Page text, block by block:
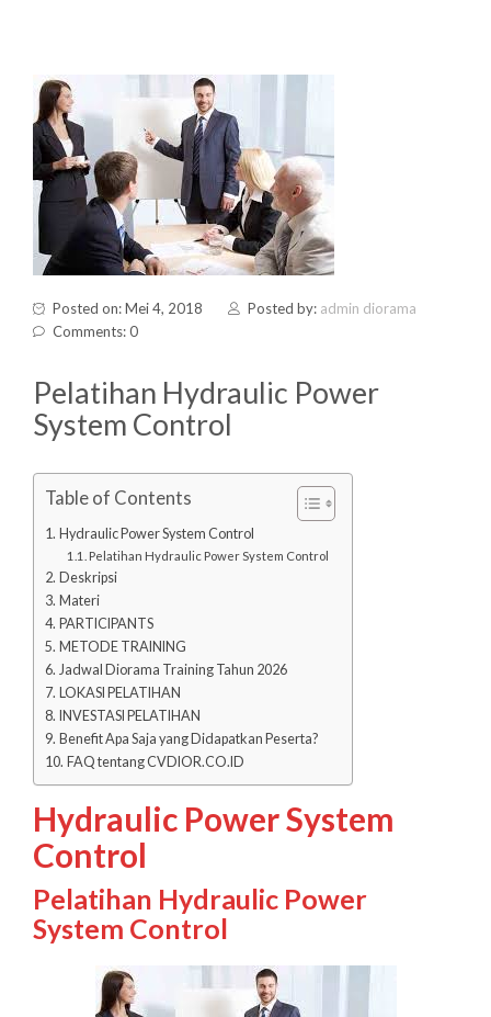
Posted on: Mei 4, 2018 Posted by: admin diorama
Comments: 0
Pelatihan Hydraulic Power
System Control
Table of Contents
Hydraulic Power System Control
Pelatihan Hydraulic Power System Control
Deskripsi
Materi
PARTICIPANTS
METODE TRAINING
Jadwal Diorama Training Tahun 2026
LOKASI PELATIHAN
INVESTASI PELATIHAN
Benefit Apa Saja yang Didapatkan Peserta?
FAQ tentang CVDIOR.CO.ID
Hydraulic Power System
Control
Pelatihan Hydraulic Power
System Control